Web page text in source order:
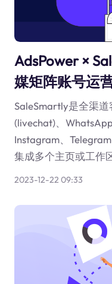
AdsPower ×
媒矩阵账号运
SaleSmartly是全渠
(livechat)、
Instagram、
集成多个主页或工作
2023-12-22 09:33